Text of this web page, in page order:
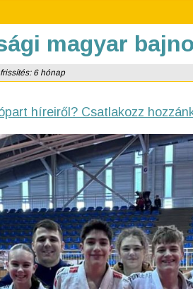
magyar
6 hónap
híreiről? Csatlakozz